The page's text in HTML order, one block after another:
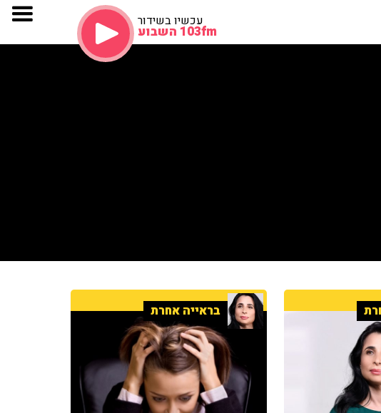
עכשיו בשידור
103fm השבוע
בראייה אחרת